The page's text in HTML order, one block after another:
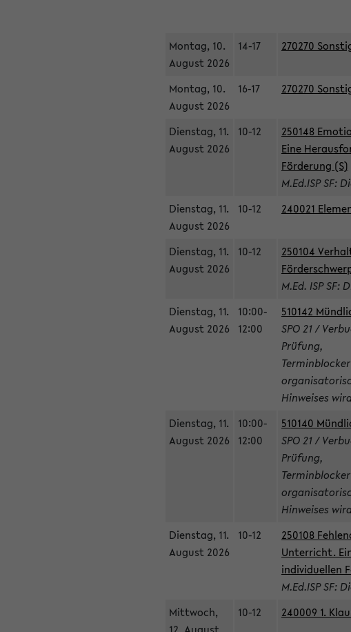
Montag, 10.
August 2026
14-17 270270
Montag, 10.
August 2026
16-17 270270
Dienstag, 11.
August 2026
10-12
250148
Eine
Förderung (S)
M.Ed.ISP
Dienstag, 11.
August 2026
10-12 240021
Dienstag, 11.
August 2026
10-12
250104
M.Ed. ISP
Dienstag, 11.
August 2026
10:00-
12:00
510142
SPO 21 /
Prüfung,
Hinweises
Dienstag, 11.
August 2026
10:00-
12:00
510140
SPO 21 /
Prüfung,
Hinweises
Dienstag, 11.
August 2026
10-12
250108
Unterricht.
individuellen
M.Ed.ISP SF:
Mittwoch,
10-12 240009 1.